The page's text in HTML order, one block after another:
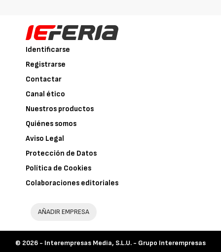
Identificarse
Registrarse
Contactar
Canal ético
Nuestros productos
Quiénes somos
Aviso Legal
Protección de Datos
Política de Cookies
Colaboraciones editoriales
AÑADIR EMPRESA
© 2026 - Interempresas Media, S.L.U. - Grupo Interempresas